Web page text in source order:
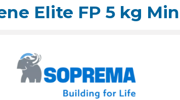
Elite FP 5 kg